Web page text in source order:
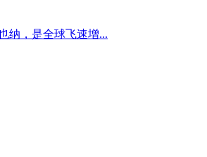
纳，是全球飞速增...